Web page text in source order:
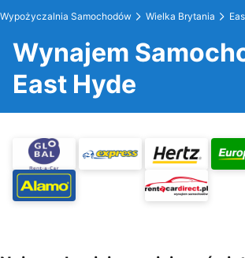
Wypożyczalnia Samochodów Wielka Brytania
Wynajem
East Hyde